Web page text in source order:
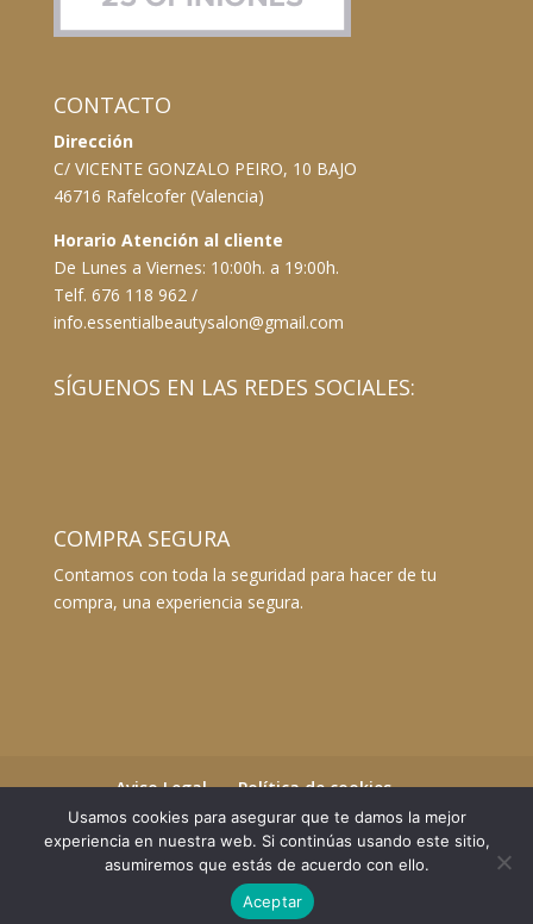
CONTACTO
Dirección
C/ VICENTE GONZALO PEIRO, 10 BAJO
46716 Rafelcofer (Valencia)
Horario Atención al cliente
De Lunes a Viernes: 10:00h. a 19:00h.
Telf. 676 118 962 /
info.essentialbeautysalon@gmail.com
SÍGUENOS EN LAS REDES SOCIALES:
COMPRA SEGURA
Contamos con toda la seguridad para hacer de tu
compra, una experiencia segura.
Aviso Legal
Política de cookies
Términos y Condiciones
Envíos y devoluciones
©2023 Essential Beauty Salon
Usamos cookies para asegurar que te damos la mejor
experiencia en nuestra web. Si continúas usando este sitio,
asumiremos que estás de acuerdo con ello.
Aceptar